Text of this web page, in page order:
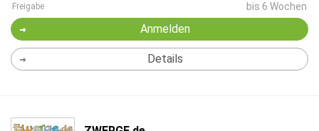
Freigabe bis 6 Wochen
Anmelden
Details